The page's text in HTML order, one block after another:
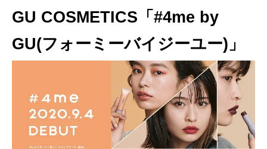
GU COSMETICS「#4me by
GU(フォーミーバイジーユー)」